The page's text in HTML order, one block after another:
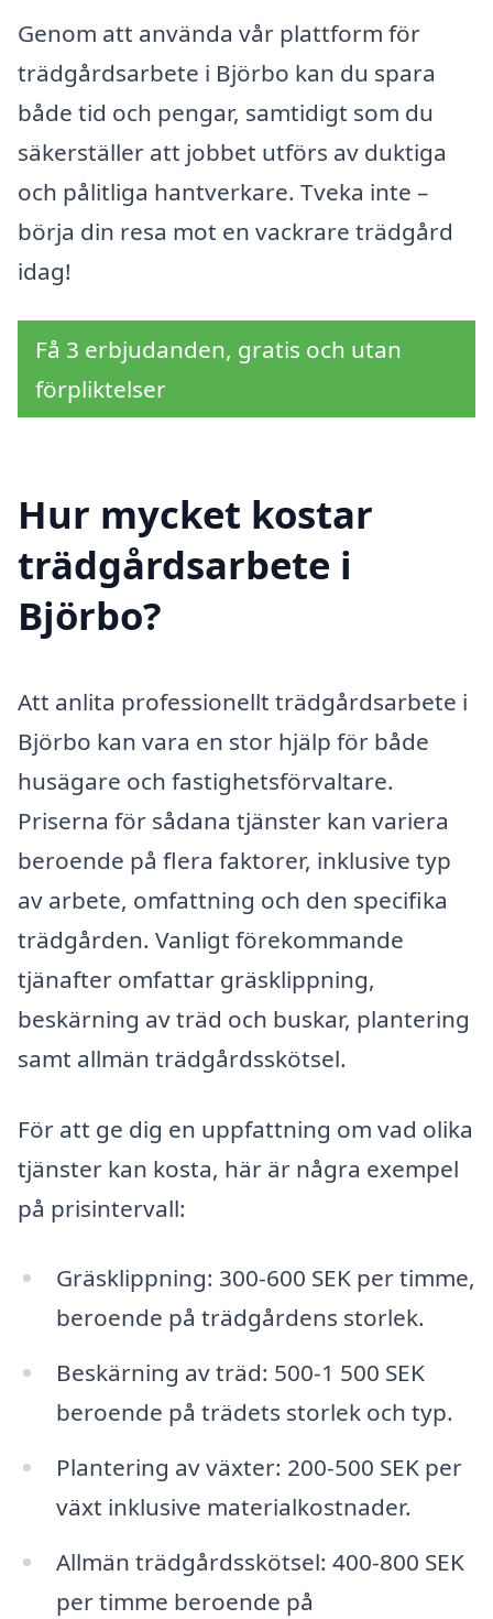
Genom att använda vår plattform för
trädgårdsarbete i Björbo kan du spara
både tid och pengar, samtidigt som du
säkerställer att jobbet utförs av duktiga
och pålitliga hantverkare. Tveka inte –
börja din resa mot en vackrare trädgård
idag!
Få 3 erbjudanden, gratis och utan
förpliktelser
Hur mycket kostar
trädgårdsarbete i
Björbo?
Att anlita professionellt trädgårdsarbete i
Björbo kan vara en stor hjälp för både
husägare och fastighetsförvaltare.
Priserna för sådana tjänster kan variera
beroende på flera faktorer, inklusive typ
av arbete, omfattning och den specifika
trädgården. Vanligt förekommande
tjänafter omfattar gräsklippning,
beskärning av träd och buskar, plantering
samt allmän trädgårdsskötsel.
För att ge dig en uppfattning om vad olika
tjänster kan kosta, här är några exempel
på prisintervall:
Gräsklippning: 300-600 SEK per timme,
beroende på trädgårdens storlek.
Beskärning av träd: 500-1 500 SEK
beroende på trädets storlek och typ.
Plantering av växter: 200-500 SEK per
växt inklusive materialkostnader.
Allmän trädgårdsskötsel: 400-800 SEK
per timme beroende på